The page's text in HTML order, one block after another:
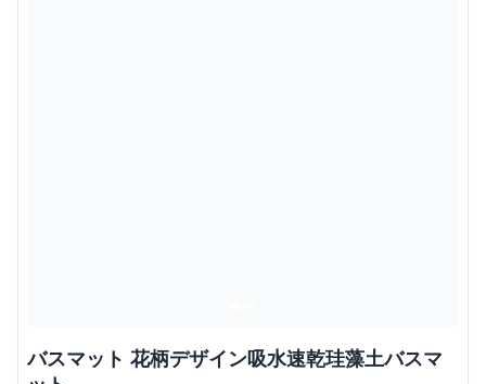
バスマット 花柄デザイン吸水速乾珪藻土バスマ